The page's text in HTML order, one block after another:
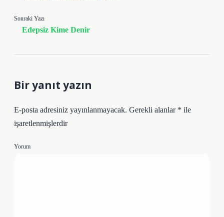
Sonraki Yazı
Edepsiz Kime Denir
Bir yanıt yazın
E-posta adresiniz yayınlanmayacak. Gerekli alanlar * ile
işaretlenmişlerdir
Yorum